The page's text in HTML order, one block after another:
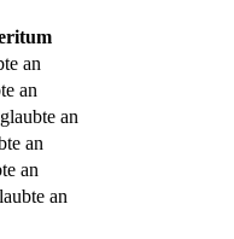
an
an
an
an
an
an